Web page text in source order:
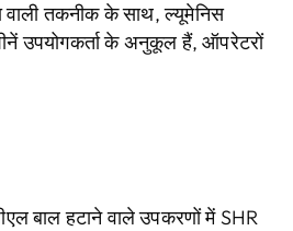
वाली तकनीक के साथ, ल्यूमेनिस
उपयोगकर्ता के अनुकूल हैं, ऑपरेटरों
बाल हटाने वाले उपकरणों में SHR